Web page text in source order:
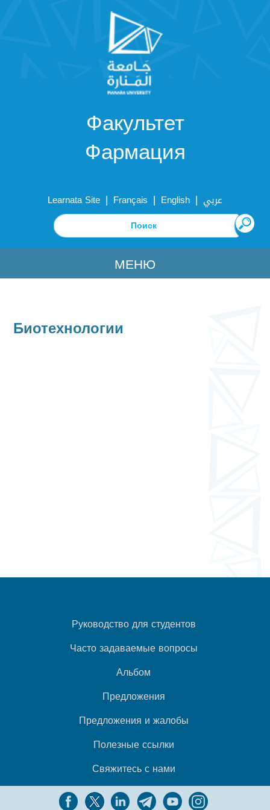
Факультет
Фармация
Learnata Site | Français | English | عربي
МЕНЮ
Биотехнологии
Руководство для студентов
Часто задаваемые вопросы
Альбом
Предложения
Предложения и жалобы
Полезные ссылки
Свяжитесь с нами